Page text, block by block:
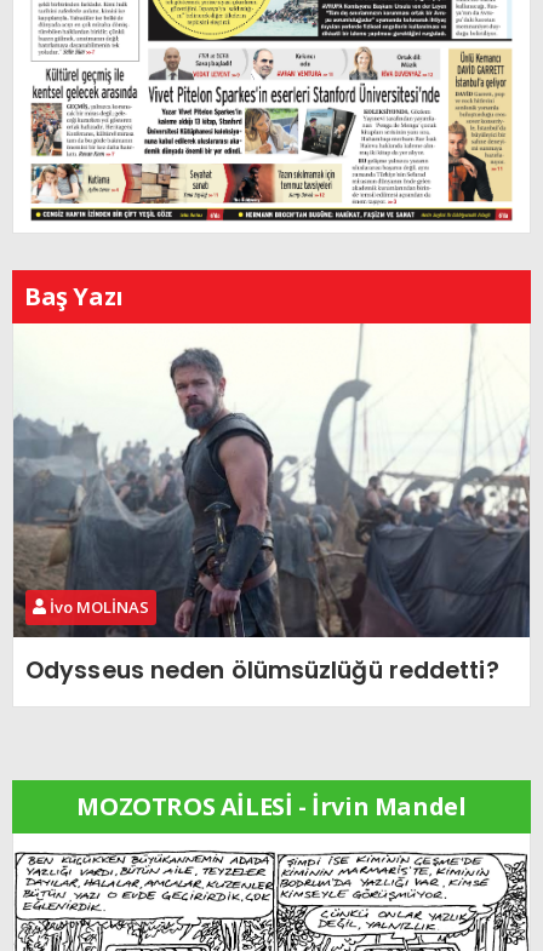
Baş Yazı
İvo MOLİNAS
Odysseus neden ölümsüzlüğü reddetti?
MOZOTROS AİLESİ - İrvin Mandel